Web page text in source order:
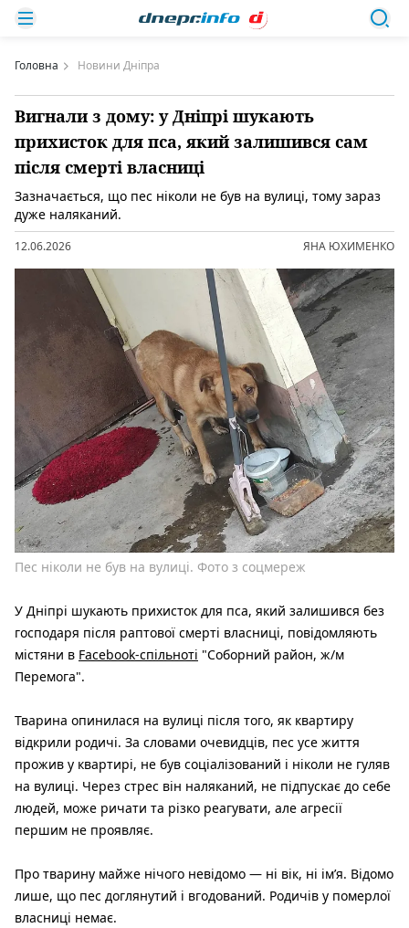
Головна Новини Дніпра
Вигнали з дому: у Дніпрі шукають
прихисток для пса, який залишився сам
після смерті власниці
Зазначається, що пес ніколи не був на вулиці, тому зараз
дуже наляканий.
12.06.2026 ЯНА ЮХИМЕНКО
Пес ніколи не був на вулиці. Фото з соцмереж
У Дніпрі шукають прихисток для пса, який залишився без
господаря після раптової смерті власниці, повідомляють
містяни в Facebook-спільноті "Соборний район, ж/м
Перемога".
Тварина опинилася на вулиці після того, як квартиру
відкрили родичі. За словами очевидців, пес усе життя
прожив у квартирі, не був соціалізований і ніколи не гуляв
на вулиці. Через стрес він наляканий, не підпускає до себе
людей, може ричати та різко реагувати, але агресії
першим не проявляє.
Про тварину майже нічого невідомо — ні вік, ні ім’я. Відомо
лише, що пес доглянутий і вгодований. Родичів у померлої
власниці немає.